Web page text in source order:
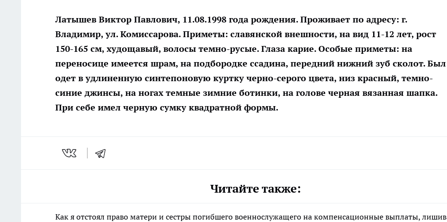
Латышев Виктор Павлович, 11.08.1998 года рождения. Проживает по адресу: г.
Владимир, ул. Комиссарова. Приметы: славянской внешности, на вид 11-12 лет, рост
150-165 см, худощавый, волосы темно-русые. Глаза карие. Особые приметы: на
переносице имеется шрам, на подбородке ссадина, передний нижний зуб сколот. Был
одет в удлиненную синтепоновую куртку черно-серого цвета, низ красный, темно-
синие джинсы, на ногах темные зимние ботинки, на голове черная вязанная шапка.
При себе имел черную сумку квадратной формы.
Читайте также:
Как я отстоял право матери и сестры погибшего военнослужащего на компенсационные выплаты, лишив